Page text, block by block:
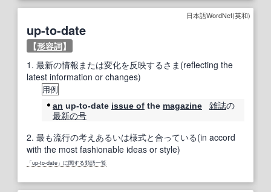
日本語WordNet(英和)
up-to-date
【形容詞】
1. 最新の情報または変化を反映するさま(reflecting the
latest information or changes)
用例
an up-to-date issue of the magazine 雑誌の
最新の号
2. 最も流行の考えあるいは様式と合っている(in accord
with the most fashionable ideas or style)
「up-to-date」に関する類語一覧